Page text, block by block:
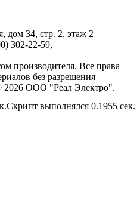
дом 34, стр. 2, этаж 2
302-22-59,
производителя. Все права
без разрешения
2026 ООО "Реал Электро".
выполнялся 0.1955 сек.